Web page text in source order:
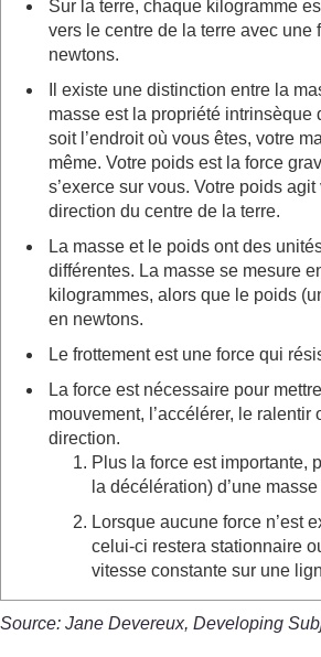
Sur la terre, chaque kilogramme
vers le centre de la terre avec une
newtons.
Il existe une distinction entre la
masse est la propriété intrinsèque
soit l’endroit où vous êtes, votre
même. Votre poids est la force
s’exerce sur vous. Votre poids
direction du centre de la terre.
La masse et le poids ont des
différentes. La masse se mesure
kilogrammes, alors que le poids
en newtons.
Le frottement est une force qui
La force est nécessaire pour
mouvement, l’accélérer, le ralentir
direction.
Plus la force est importante,
la décélération) d’une
Lorsque aucune force n’est
celui-ci restera stationnaire
vitesse constante sur une
Source: Jane Devereux, Developing